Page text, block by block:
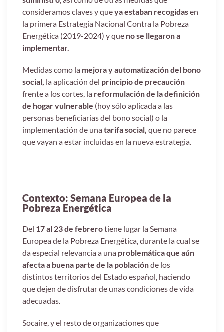
consideramos claves y queya estaban recogidasen
la primera Estrategia Nacional Contra la Pobreza
Energética (2019-2024) y que no se llegaron a
implementar.
Medidas como la mejora y automatización del bono
social, la aplicación del principio de precaución
frente a los cortes, la reformulación de la definición
de hogar vulnerable (hoy sólo aplicada a las
personas beneficiarias del bono social) o la
implementación de unatarifa social, que no parece
que vayan a estar incluidas en la nueva estrategia.
Contexto: Semana Europea de la
Pobreza Energética
Del 17 al 23 de febrerotiene lugar la Semana
Europea de la Pobreza Energética, durante la cual se
da especial relevancia a una problemática que aún
afecta a buena parte de la poblaciónde los
distintos territorios del Estado español, haciendo
que dejen de disfrutar de unas condiciones de vida
adecuadas.
Socaire, y el resto de organizaciones que